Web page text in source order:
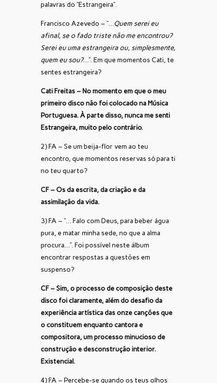
palavras do “Estrangeira”.
Francisco Azevedo – “…Quem serei eu
afinal, se o fado triste não me encontrou?
Serei eu uma estrangeira ou, simplesmente,
quem eu sou?…”. Em que momentos Cati, te
sentes estrangeira?
Cati Freitas – No momento em que o meu
primeiro disco não foi colocado na Música
Portuguesa. À parte disso, nunca me senti
Estrangeira, muito pelo contrário.
2) FA – Se um beija-flor vem ao teu
encontro, que momentos reservas só para ti
no teu quarto?
CF – Os da escrita, da criação e da
assimilação da vida.
3) FA – “… Falo com Deus, para beber água
pura, e matar minha sede, no que a alma
procura…”. Foi possível neste álbum
encontrar respostas a questões em
suspenso?
CF – Sim, o processo de composição deste
disco foi claramente, além do desafio da
experiência artística das onze canções que
o constituem enquanto cantora e
compositora, um processo minucioso de
construção e desconstrução interior.
Existencial.
4) FA – Percebe-se quando os teus olhos